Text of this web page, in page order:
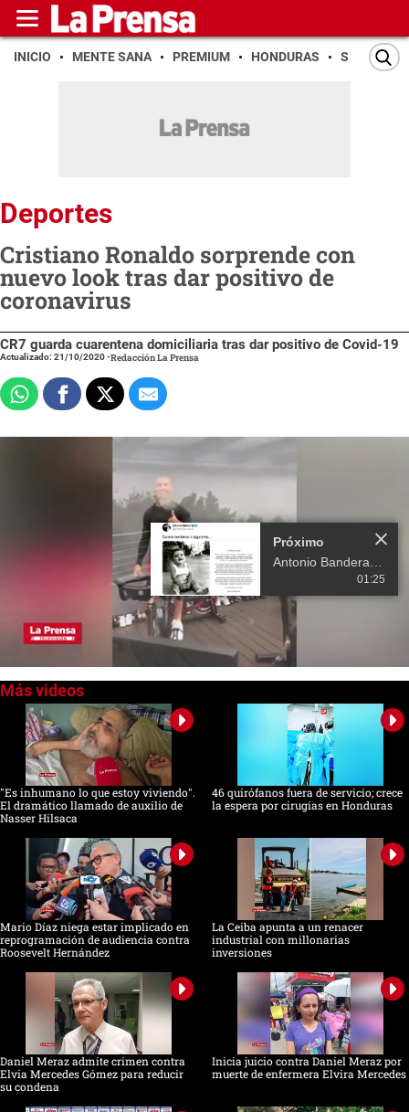
INICIO MENTE SANA PREMIUM HONDURAS SAN PEDRO
Deportes
Cristiano Ronaldo sorprende con
nuevo look tras dar positivo de
coronavirus
CR7 guarda cuarentena domiciliaria tras dar positivo de Covid-19
Actualizado: 21/10/2020-Redacción La Prensa
of
seconds
Próximo
Antonio Banderas anuncia que está en cuarentena al dar positivo por COVID-19
01:25
"Es inhumano lo que estoy viviendo".
El dramático llamado de auxilio de
Nasser Hilsaca
46 quirófanos fuera de servicio; crece
la espera por cirugías en Honduras
Mario Díaz niega estar implicado en
reprogramación de audiencia contra
Roosevelt Hernández
La Ceiba apunta a un renacer
industrial con millonarias
inversiones
Daniel Meraz admite crimen contra
Elvia Mercedes Gómez para reducir
su condena
Inicia juicio contra Daniel Meraz por
muerte de enfermera Elvira Mercedes